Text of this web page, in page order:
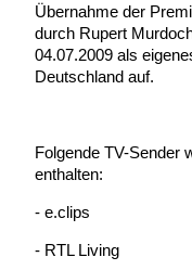
Übernahme der
durch Rupert
04.07.2009 als
Deutschland auf.
Folgende TV-Sender
enthalten:
- e.clips
- RTL Living